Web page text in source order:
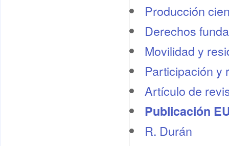
Producción
Derechos
Movilidad y
Participación y
Artículo de
Publicación
R. Durán